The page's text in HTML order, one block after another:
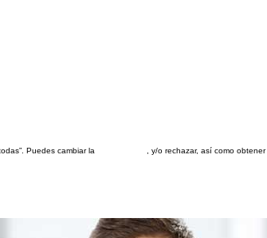
Puedes cambiar la
, y/o rechazar, así como obtener